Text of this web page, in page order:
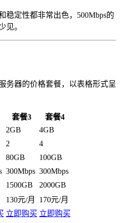
稳定性都非常出色，500Mbps的
见。
务器的价格套餐，以表格形式呈
套餐3
套餐4
2GB
4GB
2
4
80GB
100GB
300Mbps 300Mbps
1500GB
2000GB
130元/月
170元/月
立即购买 立即购买